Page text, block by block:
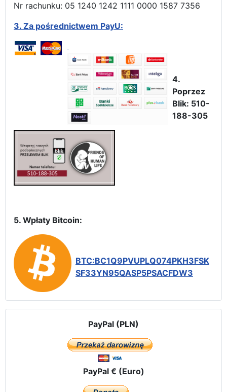
Nr rachunku: 05 1240 1242 1111 0000 1587 7356
3. Za pośrednictwem PayU:
4.
Poprzez
Blik: 510-
188-305
5. Wpłaty Bitcoin:
BTC:BC1Q9PVUPLQ074PKH3FSK
SF33YN95QASP5PSACFDW3
PayPal (PLN)
PayPal € (Euro)